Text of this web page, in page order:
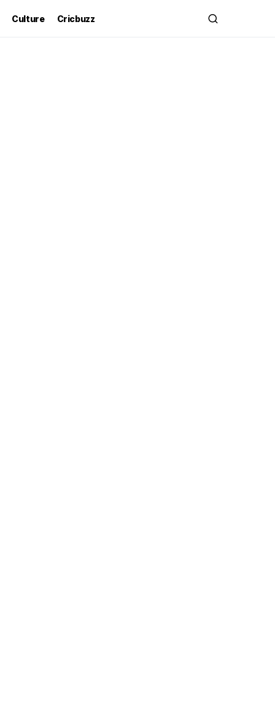
Culture Cricbuzz